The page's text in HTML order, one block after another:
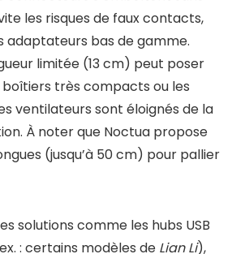
les risques de faux contacts,
adaptateurs bas de gamme.
limitée (13 cm) peut poser
très compacts ou les
ventilateurs sont éloignés de la
À noter que Noctua propose
(jusqu’à 50 cm) pour pallier
solutions comme les hubs USB
: certains modèles de Lian Li),